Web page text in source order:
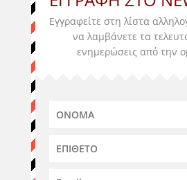
Εγγραφείτε στη λίστα
να λαμβάνετε τα
ενημερώσεις από την